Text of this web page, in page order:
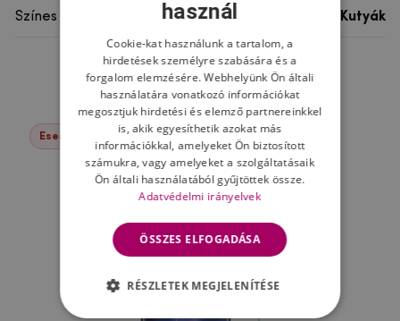
Színes motívum
Kutyák
Ne felejtsd el
Események -22%
használ
Cookie-kat használunk a tartalom, a
hirdetések személyre szabására és a
forgalom elemzésére. Webhelyünk Ön általi
használatára vonatkozó információkat
megosztjuk hirdetési és elemző partnereinkkel
is, akik egyesíthetik azokat más
információkkal, amelyeket Ön biztosított
számukra, vagy amelyeket a szolgáltatásaik
Ön általi használatából gyűjtöttek össze.
Adatvédelmi irányelvek
ÖSSZES ELFOGADÁSA
RÉSZLETEK MEGJELENÍTÉSE